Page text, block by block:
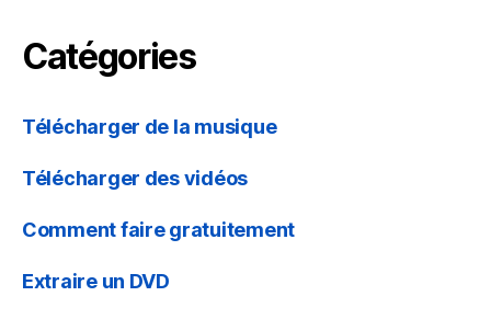
Catégories
Télécharger de la musique
Télécharger des vidéos
Comment faire gratuitement
Extraire un DVD